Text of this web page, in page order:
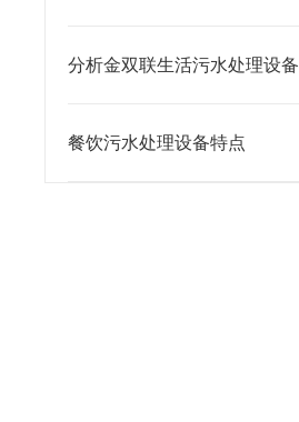
分析金双联生活污水处理设备
餐饮污水处理设备特点